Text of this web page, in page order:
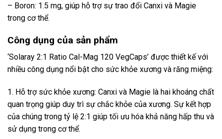
– Boron: 1.5 mg, giúp hỗ trợ sự trao đổi Canxi và Magie
trong cơ thể.
Công dụng của sản phẩm
‘Solaray 2:1 Ratio Cal-Mag 120 VegCaps’ được thiết kế với
nhiều công dụng nổi bật cho sức khỏe xương và răng miệng:
1. Hỗ trợ sức khỏe xương: Canxi và Magie là hai khoáng chất
quan trọng giúp duy trì sự chắc khỏe của xương. Sự kết hợp
của chúng trong tỷ lệ 2:1 giúp tối ưu hóa khả năng hấp thu và
sử dụng trong cơ thể.